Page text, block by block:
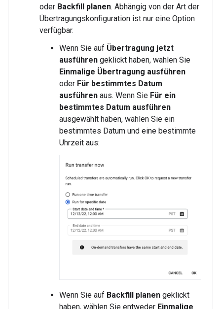
oder Backfill planen. Abhängig von der Art der
Übertragungskonfiguration ist nur eine Option
verfügbar.
Wenn Sie auf Übertragung jetzt
ausführen geklickt haben, wählen Sie
Einmalige Übertragung ausführen
oder Für bestimmtes Datum
ausführen aus. Wenn Sie Für ein
bestimmtes Datum ausführen
ausgewählt haben, wählen Sie ein
bestimmtes Datum und eine bestimmte
Uhrzeit aus:
Wenn Sie auf Backfill planen geklickt
haben, wählen Sie entweder Einmalige